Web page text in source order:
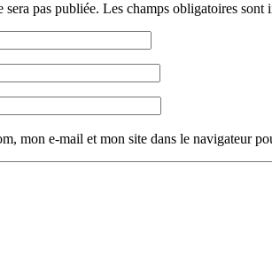
sera pas publiée. Les champs obligatoires sont
mon e-mail et mon site dans le navigateur